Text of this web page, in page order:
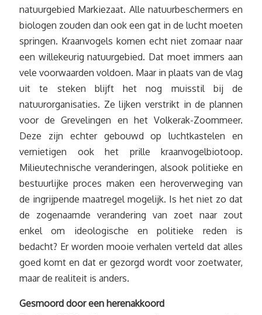
natuurgebied Markiezaat. Alle natuurbeschermers en
biologen zouden dan ook een gat in de lucht moeten
springen. Kraanvogels komen echt niet zomaar naar
een willekeurig natuurgebied. Dat moet immers aan
vele voorwaarden voldoen. Maar in plaats van de vlag
uit te steken blijft het nog muisstil bij de
natuurorganisaties. Ze lijken verstrikt in de plannen
voor de Grevelingen en het Volkerak-Zoommeer.
Deze zijn echter gebouwd op luchtkastelen en
vernietigen ook het prille kraanvogelbiotoop.
Milieutechnische veranderingen, alsook politieke en
bestuurlijke proces maken een heroverweging van
de ingrijpende maatregel mogelijk. Is het niet zo dat
de zogenaamde verandering van zoet naar zout
enkel om ideologische en politieke reden is
bedacht? Er worden mooie verhalen verteld dat alles
goed komt en dat er gezorgd wordt voor zoetwater,
maar de realiteit is anders.
Gesmoord door een herenakkoord